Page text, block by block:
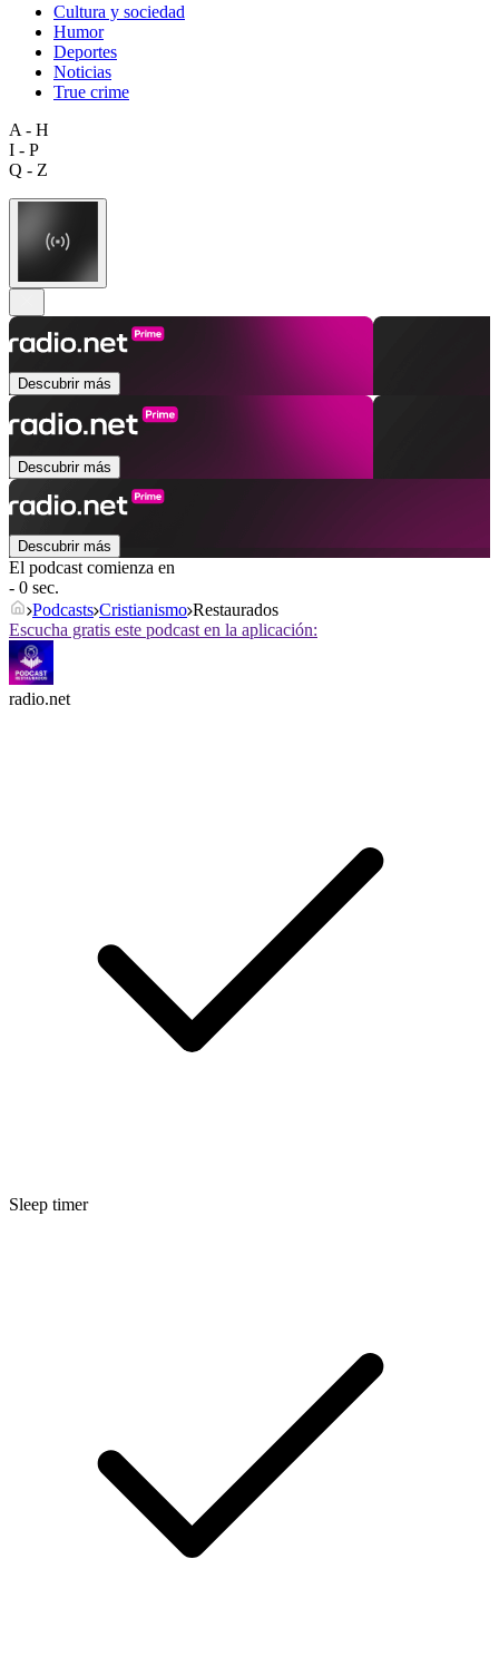
Cultura y sociedad
Humor
Deportes
Noticias
True crime
A - H
I - P
Q - Z
Descubrir más
Descubrir más
Descubrir más
El podcast comienza en
- 0 sec.
Podcasts Cristianismo Restaurados
Escucha gratis este podcast en la aplicación:
radio.net
Sleep timer